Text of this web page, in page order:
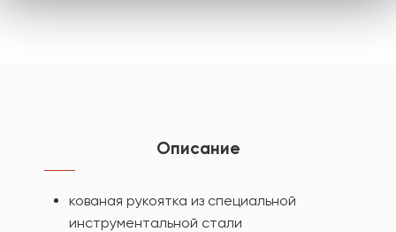
Описание
кованая рукоятка из специальной
инструментальной стали